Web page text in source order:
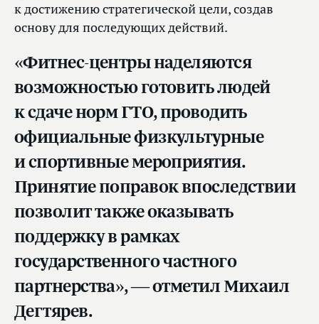
к достижению стратегической цели, создав
основу для последующих действий.
«Фитнес-центры наделяются
возможностью готовить людей
к сдаче норм ГТО, проводить
официальные физкультурные
и спортивные мероприятия.
Принятие поправок впоследствии
позволит также оказывать
поддержку в рамках
государственного частного
партнерства», — отметил Михаил
Дегтярев.